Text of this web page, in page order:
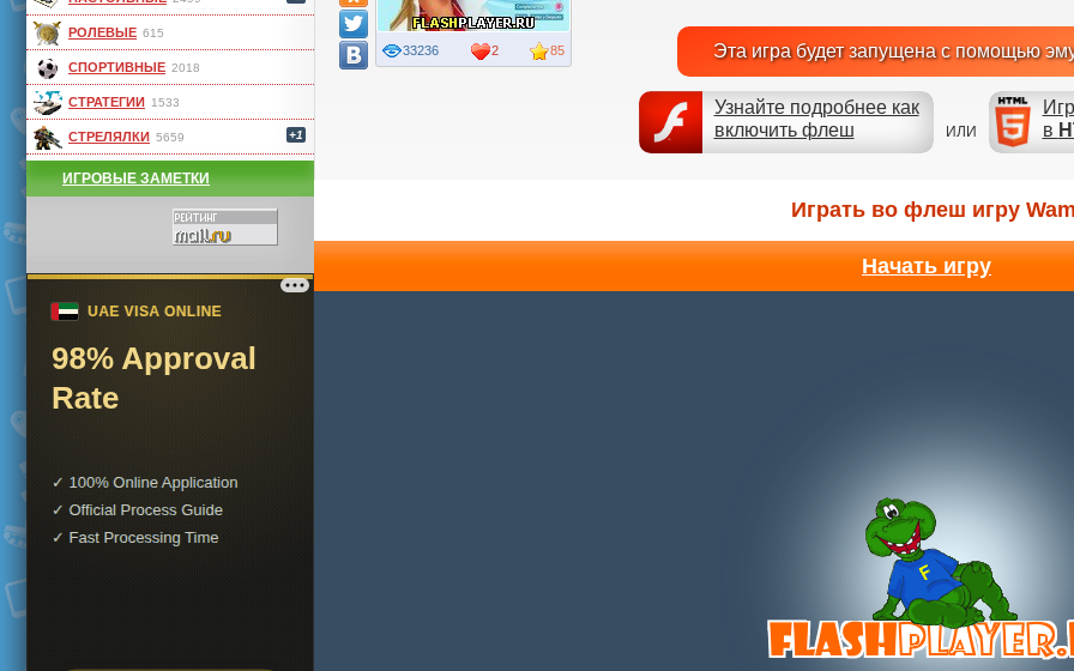
РОЛЕВЫЕ 615
СПОРТИВНЫЕ 2018
СТРАТЕГИИ 1533
СТРЕЛЯЛКИ 5659 +1
ИГРОВЫЕ ЗАМЕТКИ
Эта игра будет запущена с помощью
Узнайте подробнее как
включить флеш
ИЛИ
в
85
33236 2
Играть во флеш игру
Начать игру